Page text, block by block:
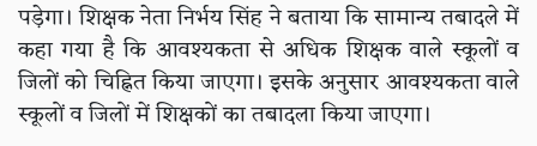
पड़ेगा। शिक्षक नेता निर्भय सिंह ने बताया कि सामान्य तबादले में
कहा गया है कि आवश्यकता से अधिक शिक्षक वाले स्कूलों व
जिलों को चिह्नित किया जाएगा। इसके अनुसार आवश्यकता वाले
स्कूलों व जिलों में शिक्षकों का तबादला किया जाएगा।